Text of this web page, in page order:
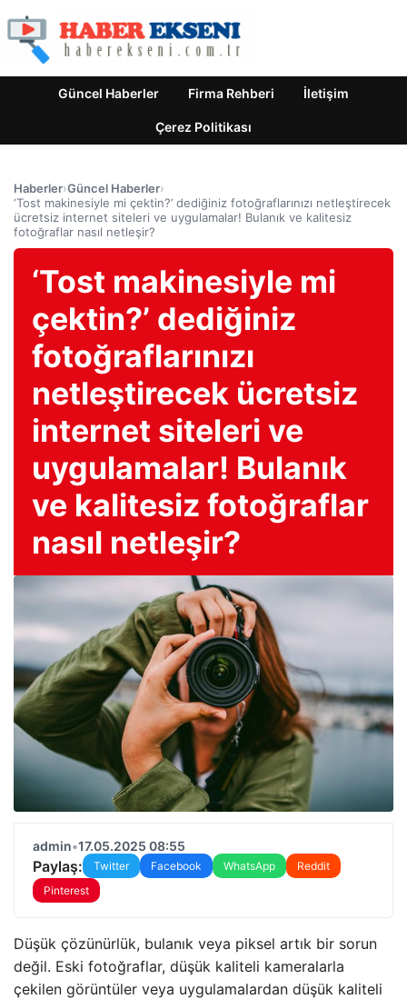
Güncel Haberler Firma Rehberi İletişim
Çerez Politikası
Haberler›Güncel Haberler›
‘Tost makinesiyle mi çektin?’ dediğiniz fotoğraflarınızı netleştirecek
ücretsiz internet siteleri ve uygulamalar! Bulanık ve kalitesiz
fotoğraflar nasıl netleşir?
‘Tost makinesiyle mi
çektin?’ dediğiniz
fotoğraflarınızı
netleştirecek ücretsiz
internet siteleri ve
uygulamalar! Bulanık
ve kalitesiz fotoğraflar
nasıl netleşir?
admin•17.05.2025 08:55
Paylaş: Twitter Facebook WhatsApp
Reddit
Pinterest
Düşük çözünürlük, bulanık veya piksel artık bir sorun
değil. Eski fotoğraflar, düşük kaliteli kameralarla
çekilen görüntüler veya uygulamalardan düşük kaliteli